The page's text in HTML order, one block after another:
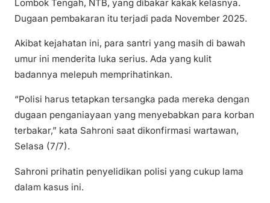
Lombok Tengah, NTB, yang dibakar kakak kelasnya.
Dugaan pembakaran itu terjadi pada November 2025.
Akibat kejahatan ini, para santri yang masih di bawah
umur ini menderita luka serius. Ada yang kulit
badannya melepuh memprihatinkan.
“Polisi harus tetapkan tersangka pada mereka dengan
dugaan penganiayaan yang menyebabkan para korban
terbakar,” kata Sahroni saat dikonfirmasi wartawan,
Selasa (7/7).
Sahroni prihatin penyelidikan polisi yang cukup lama
dalam kasus ini.